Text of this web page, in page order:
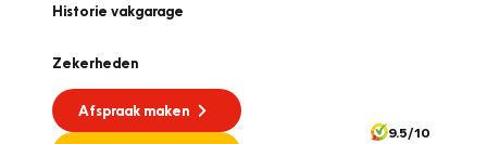
Historie vakgarage
Zekerheden
Afspraak maken
9.5/10